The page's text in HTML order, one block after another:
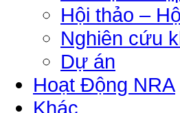
Hội thảo –
Nghiên cứu
Dự án
Hoạt Động NRA
Khác